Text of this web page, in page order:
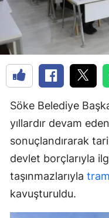
Söke Belediye
yıllardır devam eden
sonuçlandırarak
devlet borçlarıyla
taşınmazlarıyla
kavuşturuldu.